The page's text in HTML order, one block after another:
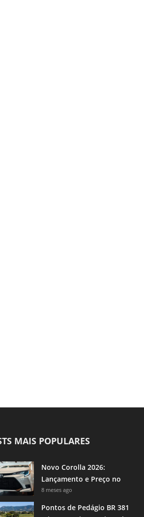
MAIS POPULARES
Novo Corolla 2026:
Lançamento e Preço no
Brasil
8 meses ago
Pontos de Pedágio BR 381